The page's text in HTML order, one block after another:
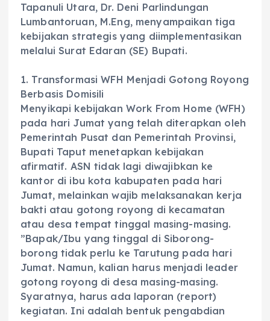
Tapanuli Utara, Dr. Deni Parlindungan
Lumbantoruan, M.Eng, menyampaikan tiga
kebijakan strategis yang diimplementasikan
melalui Surat Edaran (SE) Bupati.
‎1. Transformasi WFH Menjadi Gotong Royong
Berbasis Domisili
‎Menyikapi kebijakan Work From Home (WFH)
pada hari Jumat yang telah diterapkan oleh
Pemerintah Pusat dan Pemerintah Provinsi,
Bupati Taput menetapkan kebijakan
afirmatif. ASN tidak lagi diwajibkan ke
kantor di ibu kota kabupaten pada hari
Jumat, melainkan wajib melaksanakan kerja
bakti atau gotong royong di kecamatan
atau desa tempat tinggal masing-masing.
‎”Bapak/Ibu yang tinggal di Siborong-
borong tidak perlu ke Tarutung pada hari
Jumat. Namun, kalian harus menjadi leader
gotong royong di desa masing-masing.
Syaratnya, harus ada laporan (report)
kegiatan. Ini adalah bentuk pengabdian